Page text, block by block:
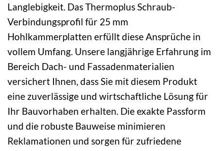
Langlebigkeit. Das Thermoplus Schraub-
Verbindungsprofil für 25 mm
Hohlkammerplatten erfüllt diese Ansprüche in
vollem Umfang. Unsere langjährige Erfahrung im
Bereich Dach- und Fassadenmaterialien
versichert Ihnen, dass Sie mit diesem Produkt
eine zuverlässige und wirtschaftliche Lösung für
Ihr Bauvorhaben erhalten. Die exakte Passform
und die robuste Bauweise minimieren
Reklamationen und sorgen für zufriedene